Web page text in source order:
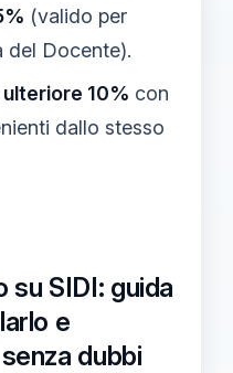
(valido per
del Docente).
ulteriore 10% con
dallo stesso
su SIDI: guida
e
dubbi